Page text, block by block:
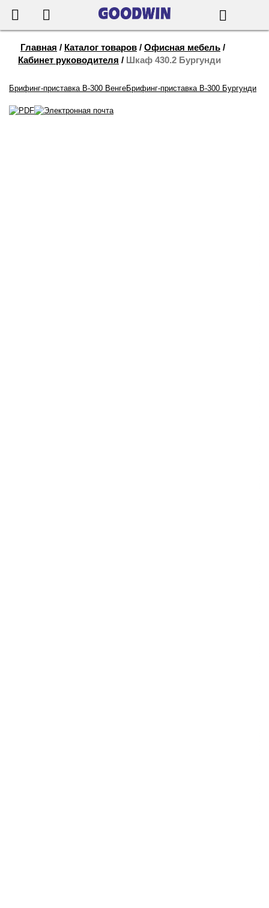
655-888Корзина Поиск
Главная / Каталог товаров / Офисная мебель /
Кабинет руководителя / Шкаф 430.2 Бургунди
Брифинг-приставка B-300 ВенгеБрифинг-приставка B-300 Бургунди